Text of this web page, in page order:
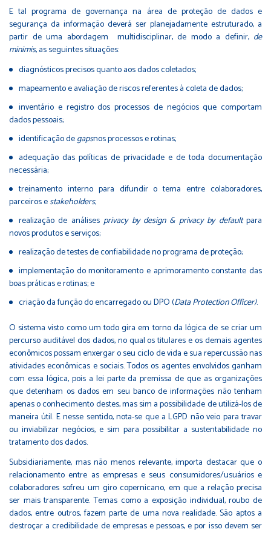
E tal programa de governança na área de proteção de dados e
segurança da informação deverá ser planejadamente estruturado, a
partir de uma abordagem multidisciplinar, de modo a definir, de
minimis, as seguintes situações:
diagnósticos precisos quanto aos dados coletados;
mapeamento e avaliação de riscos referentes à coleta de dados;
inventário e registro dos processos de negócios que comportam
dados pessoais;
identificação degapsnos processos e rotinas;
adequação das políticas de privacidade e de toda documentação
necessária;
treinamento interno para difundir o tema entre colaboradores,
parceiros estakeholders;
realização de análisesprivacy by design & privacy by defaultpara
novos produtos e serviços;
realização de testes de confiabilidade no programa de proteção;
implementação do monitoramento e aprimoramento constante das
boas práticas e rotinas; e
criação da função do encarregado ou DPO (Data Protection Officer).
O sistema visto como um todo gira em torno da lógica de se criar um
percurso auditável dos dados, no qual os titulares e os demais agentes
econômicos possam enxergar o seu ciclo de vida e sua repercussão nas
atividades econômicas e sociais. Todos os agentes envolvidos ganham
com essa lógica, pois a lei parte da premissa de que as organizações
que detenham os dados em seu banco de informações não tenham
apenas o conhecimento destes, mas sim a possibilidade de utilizá-los de
maneira útil. E nesse sentido, nota-se que a LGPD não veio para travar
ou inviabilizar negócios, e sim para possibilitar a sustentabilidade no
tratamento dos dados.
Subsidiariamente, mas não menos relevante, importa destacar que o
relacionamento entre as empresas e seus consumidores/usuários e
colaboradores sofreu um giro copernicano, em que a relação precisa
ser mais transparente. Temas como a exposição individual, roubo de
dados, entre outros, fazem parte de uma nova realidade. São aptos a
destroçar a credibilidade de empresas e pessoas, e por isso devem ser